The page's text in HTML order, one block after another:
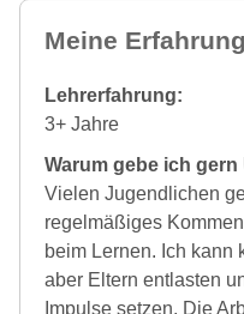
Meine Erfahrung
Lehrerfahrung:
3+ Jahre
Warum gebe ich
Vielen Jugendlichen
regelmäßiges
beim Lernen. Ich kann
aber Eltern entlasten
Impulse setzen. Die